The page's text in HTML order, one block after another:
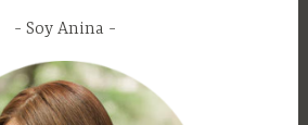
Soy Anina